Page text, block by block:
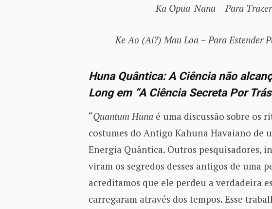
Ka Opua-Nana – Para
Ke Ao (Ai?) Mau Loa – Para Estender
Huna Quântica: A Ciência não
Long em “A Ciência Secreta Por
“Quantum Hunaé uma discussão sobre os
costumes do Antigo Kahuna Havaiano de
Energia Quântica. Outros pesquisadores,
viram os segredos desses antigos de uma
acreditamos que ele perdeu a verdadeira
carregaram através dos tempos. Esse